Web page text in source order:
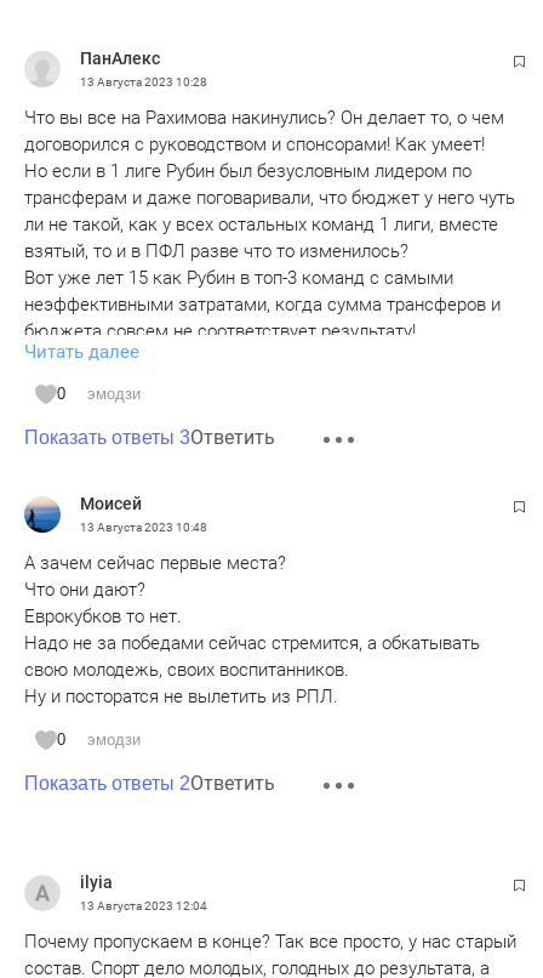
ПанАлекс
13 Августа 2023 10:28
Что вы все на Рахимова накинулись? Он делает то, о чем
договорился с руководством и спонсорами! Как умеет!
Но если в 1 лиге Рубин был безусловным лидером по
трансферам и даже поговаривали, что бюджет у него чуть
ли не такой, как у всех остальных команд 1 лиги, вместе
взятый, то и в ПФЛ разве что то изменилось?
Вот уже лет 15 как Рубин в топ-3 команд с самыми
неэффективными затратами, когда сумма трансферов и
бюджета совсем не соответствует результату!
Разве это не системный фейл, независимо от тренера??
Тут, как говорится, от "перестановки кроватей" результат
усиление, дайте денег"!
даже не мечтают!
Читать далее
0 эмодзи
Показать ответы 3Ответить
Моисей
13 Августа 2023 10:48
А зачем сейчас первые места?
Что они дают?
Еврокубков то нет.
Надо не за победами сейчас стремится, а обкатывать
свою молодежь, своих воспитанников.
Ну и посторатся не вылетить из РПЛ.
0 эмодзи
Показать ответы 2Ответить
ilyia
13 Августа 2023 12:04
Почему пропускаем в конце? Так все просто, у нас старый
состав. Спорт дело молодых, голодных до результата, а